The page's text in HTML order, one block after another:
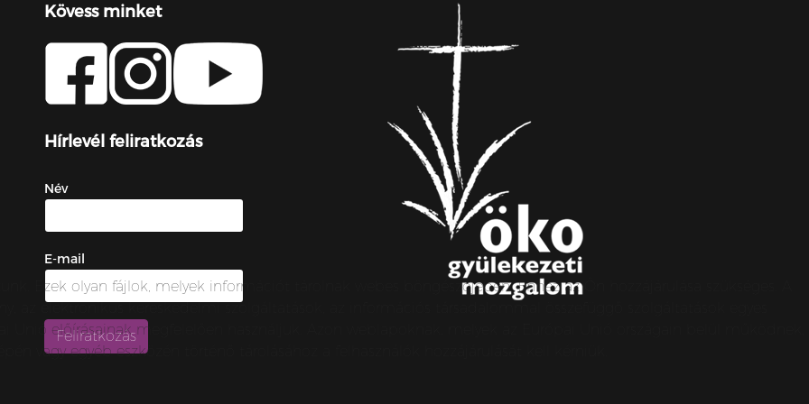
Kövess minket
Hírlevél feliratkozás
Név
E-mail
Ezek olyan fájlok, melyek információt tárolnak webes böngészőjében. Ehhez az Ön hozzájárulása szükséges. A
az elektronikus kereskedelmi szolgáltatások, az információs társadalommal összefüggő szolgáltatások egyes
Unió előírásainak megfelelően használjuk. Azon weblapoknak, melyek az Európai Unió országain belül működnek,
vagy egyéb eszközén történő tárolásához a felhasználók hozzájárulását kell kérniük.